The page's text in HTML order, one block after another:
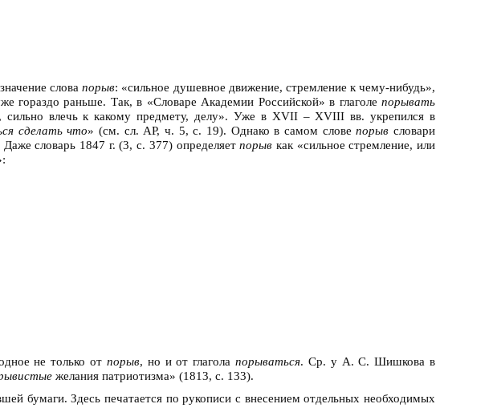
словапорыв: «сильное душевное движение, стремление к чему-нибудь»,
гораздо раньше. Так, в «Словаре Академии Российской» в глаголепорывать
сильно влечь к какому предмету, делу». Уже в XVII – XVIII вв. укрепился в
сделать что» (см. cл. АР, ч. 5, с. 19). Однако в самом словепорыв словари
словарь 1847 г. (3, с. 377) определяетпорыв как «сильное стремление, или
не только от порыв, но и от глаголапорываться. Ср. у А. С. Шишкова в
желания патриотизма» (1813, с. 133).
бумаги. Здесь печатается по рукописи с внесением отдельных необходимых